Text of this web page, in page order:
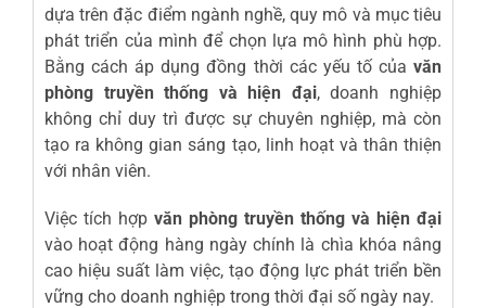
dựa trên đặc điểm ngành nghề, quy mô và mục tiêu
phát triển của mình để chọn lựa mô hình phù hợp.
Bằng cách áp dụng đồng thời các yếu tố của văn
phòng truyền thống và hiện đại, doanh nghiệp
không chỉ duy trì được sự chuyên nghiệp, mà còn
tạo ra không gian sáng tạo, linh hoạt và thân thiện
với nhân viên.
Việc tích hợp văn phòng truyền thống và hiện đại
vào hoạt động hàng ngày chính là chìa khóa nâng
cao hiệu suất làm việc, tạo động lực phát triển bền
vững cho doanh nghiệp trong thời đại số ngày nay.